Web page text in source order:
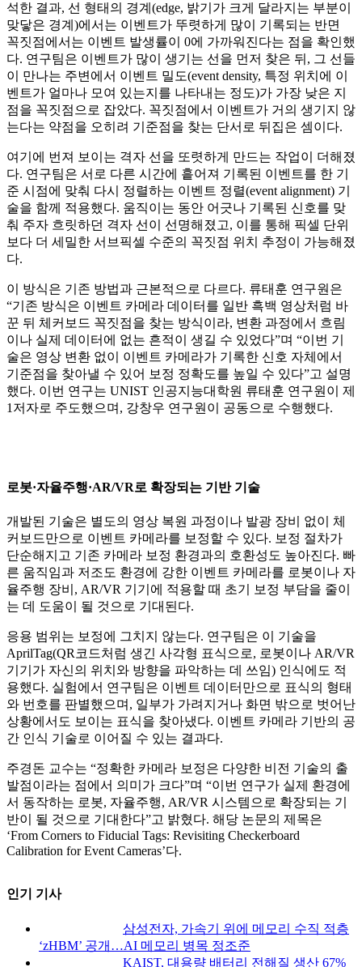
석한 결과, 선 형태의 경계(edge, 밝기가 크게 달라지는 부분이
맞닿은 경계)에서는 이벤트가 뚜렷하게 많이 기록되는 반면
꼭짓점에서는 이벤트 발생률이 0에 가까워진다는 점을 확인했
다. 연구팀은 이벤트가 많이 생기는 선을 먼저 찾은 뒤, 그 선들
이 만나는 주변에서 이벤트 밀도(event density, 특정 위치에 이
벤트가 얼마나 모여 있는지를 나타내는 정도)가 가장 낮은 지
점을 꼭짓점으로 잡았다. 꼭짓점에서 이벤트가 거의 생기지 않
는다는 약점을 오히려 기준점을 찾는 단서로 뒤집은 셈이다.
여기에 번져 보이는 격자 선을 또렷하게 만드는 작업이 더해졌
다. 연구팀은 서로 다른 시간에 흩어져 기록된 이벤트를 한 기
준 시점에 맞춰 다시 정렬하는 이벤트 정렬(event alignment) 기
술을 함께 적용했다. 움직이는 동안 어긋나 기록된 신호를 맞
춰 주자 흐릿하던 격자 선이 선명해졌고, 이를 통해 픽셀 단위
보다 더 세밀한 서브픽셀 수준의 꼭짓점 위치 추정이 가능해졌
다.
이 방식은 기존 방법과 근본적으로 다르다. 류태훈 연구원은
“기존 방식은 이벤트 카메라 데이터를 일반 흑백 영상처럼 바
꾼 뒤 체커보드 꼭짓점을 찾는 방식이라, 변환 과정에서 흐림
이나 실제 데이터에 없는 흔적이 생길 수 있었다”며 “이번 기
술은 영상 변환 없이 이벤트 카메라가 기록한 신호 자체에서
기준점을 찾아낼 수 있어 보정 정확도를 높일 수 있다”고 설명
했다. 이번 연구는 UNIST 인공지능대학원 류태훈 연구원이 제
1저자로 주도했으며, 강창우 연구원이 공동으로 수행했다.
로봇·자율주행·AR/VR로 확장되는 기반 기술
개발된 기술은 별도의 영상 복원 과정이나 발광 장비 없이 체
커보드만으로 이벤트 카메라를 보정할 수 있다. 보정 절차가
단순해지고 기존 카메라 보정 환경과의 호환성도 높아진다. 빠
른 움직임과 저조도 환경에 강한 이벤트 카메라를 로봇이나 자
율주행 장비, AR/VR 기기에 적용할 때 초기 보정 부담을 줄이
는 데 도움이 될 것으로 기대된다.
응용 범위는 보정에 그치지 않는다. 연구팀은 이 기술을
AprilTag(QR코드처럼 생긴 사각형 표식으로, 로봇이나 AR/VR
기기가 자신의 위치와 방향을 파악하는 데 쓰임) 인식에도 적
용했다. 실험에서 연구팀은 이벤트 데이터만으로 표식의 형태
와 번호를 판별했으며, 일부가 가려지거나 화면 밖으로 벗어난
상황에서도 보이는 표식을 찾아냈다. 이벤트 카메라 기반의 공
간 인식 기술로 이어질 수 있는 결과다.
주경돈 교수는 “정확한 카메라 보정은 다양한 비전 기술의 출
발점이라는 점에서 의미가 크다”며 “이번 연구가 실제 환경에
서 동작하는 로봇, 자율주행, AR/VR 시스템으로 확장되는 기
반이 될 것으로 기대한다”고 밝혔다. 해당 논문의 제목은
‘From Corners to Fiducial Tags: Revisiting Checkerboard
Calibration for Event Cameras’다.
인기 기사
삼성전자, 가속기 위에 메모리 수직 적층
‘zHBM’ 공개…AI 메모리 병목 정조준
KAIST, 대용량 배터리 전해질 생산 67%